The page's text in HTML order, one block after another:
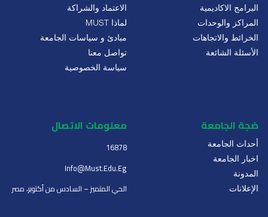
البرامج الاكاديمية
المراكز والوحدات
الخرائط والاتجاهات
الأسئلة الشائعة
الاعتماد والشراكة
لماذا MUST
مبادئ و سياسات الجامعة
تواصل معنا
سياسة الخصوصية
ضجة الجامعة
أحداث الجامعة
اخبار الجامعة
المدونة
الإعلانات
معلومات الاتصال
16878
Info@must.edu.eg
الحي المتميز – السادس من أكتوبر، مصر